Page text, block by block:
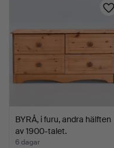
BYRÅ, i furu, andra hälften
av 1900-talet.
6 dagar